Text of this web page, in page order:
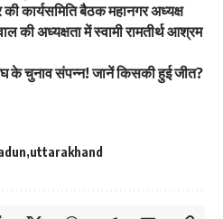
की कार्यसमिति बैठक महानगर अध्यक्ष
की अध्यक्षता में स्वामी रामतीर्थ आश्रम
के चुनाव संपन्न! जानें किसकी हुई जीत?
uttarakhand